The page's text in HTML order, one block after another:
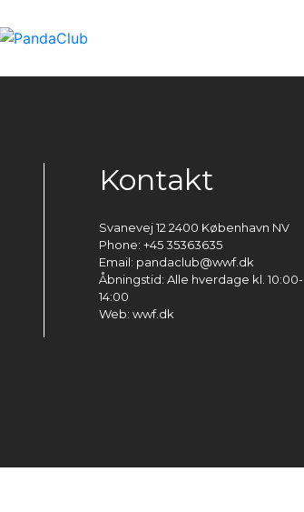
Kontakt
Svanevej 12 2400 København NV
Phone: +45 35363635
Email: pandaclub@wwf.dk
Åbningstid: Alle hverdage kl. 10:00-
14:00
Web: wwf.dk